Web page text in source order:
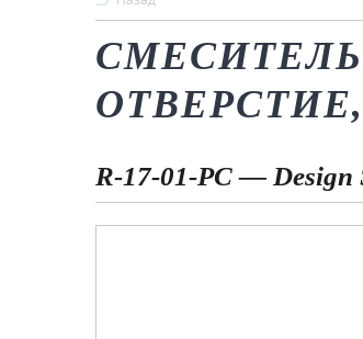
ОТВЕРСТИЕ,
R-17-01-PC — Design